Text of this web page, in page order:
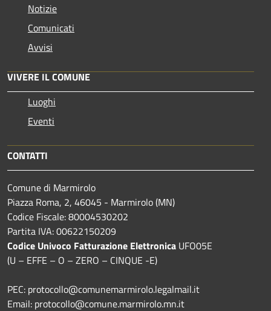
Notizie
Comunicati
Avvisi
VIVERE IL COMUNE
Luoghi
Eventi
CONTATTI
Comune di Marmirolo
Piazza Roma, 2, 46045 - Marmirolo (MN)
Codice Fiscale: 80004530202
Partita IVA: 00622150209
Codice Univoco Fatturazione Elettronica UFO05E
(U – EFFE – O – ZERO – CINQUE -E)
PEC: protocollo@comunemarmirolo.legalmail.it
Email: protocollo@comune.marmirolo.mn.it